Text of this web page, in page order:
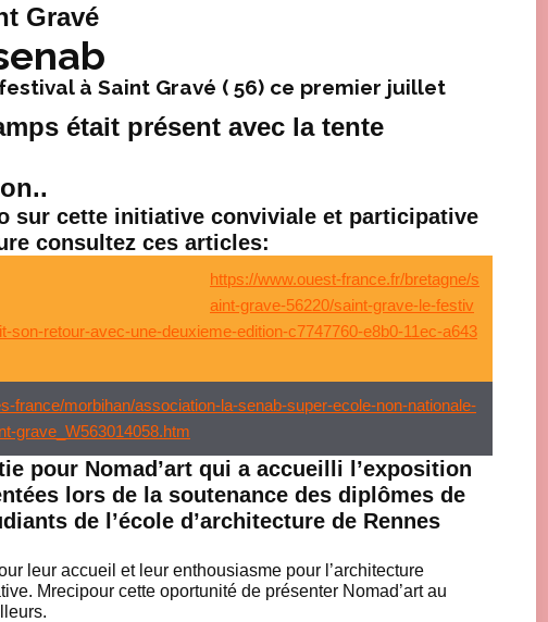
Gravé
à Saint Gravé ( 56) ce premier juillet
était présent avec la tente
sur cette initiative conviviale et participative
consultez ces articles:
https://www.ouest-france.fr/bretagne/s
aint-grave-56220/saint-grave-le-festiv
son-retour-avec-une-deuxieme-edition-c7747760-e8b0-11ec-a643
france/morbihan/association-la-senab-super-ecole-non-nationale-
grave_W563014058.htm
pour Nomad’art qui a accueilli l’exposition
lors de la soutenance des diplômes de
de l’école d’architecture de Rennes
leur accueil et leur enthousiasme pour l’architecture
Mrecipour cette oportunité de présenter Nomad’art au